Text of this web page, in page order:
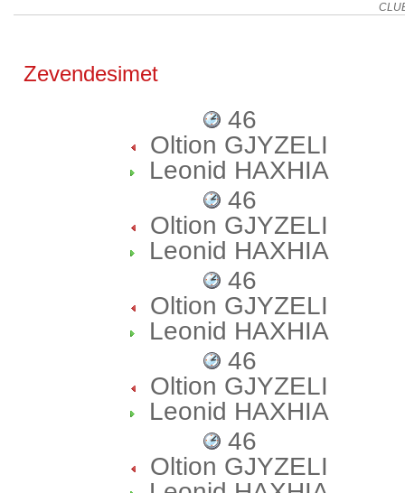
Zevendesimet
46
Oltion GJYZELI
Leonid HAXHIA
46
Oltion GJYZELI
Leonid HAXHIA
46
Oltion GJYZELI
Leonid HAXHIA
46
Oltion GJYZELI
Leonid HAXHIA
46
Oltion GJYZELI